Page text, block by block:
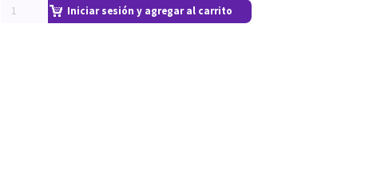
Iniciar sesión y agregar al carrito